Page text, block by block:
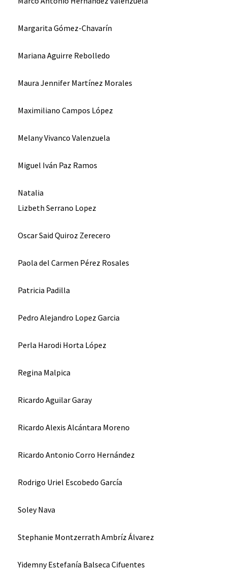
Margarita Gómez-Chavarín
Mariana Aguirre Rebolledo
Maura Jennifer Martínez Morales
Maximiliano Campos López
Melany Vivanco Valenzuela
Miguel Iván Paz Ramos
Natalia
Lizbeth Serrano Lopez
Oscar Said Quiroz Zerecero
Paola del Carmen Pérez Rosales
Patricia Padilla
Pedro Alejandro Lopez Garcia
Perla Harodi Horta López
Regina Malpica
Ricardo Aguilar Garay
Ricardo Alexis Alcántara Moreno
Ricardo Antonio Corro Hernández
Rodrigo Uriel Escobedo García
Soley Nava
Stephanie Montzerrath Ambríz Álvarez
Yidemny Estefanía Balseca Cifuentes